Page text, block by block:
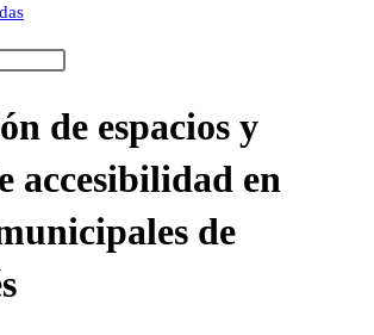
de espacios y
accesibilidad en
de